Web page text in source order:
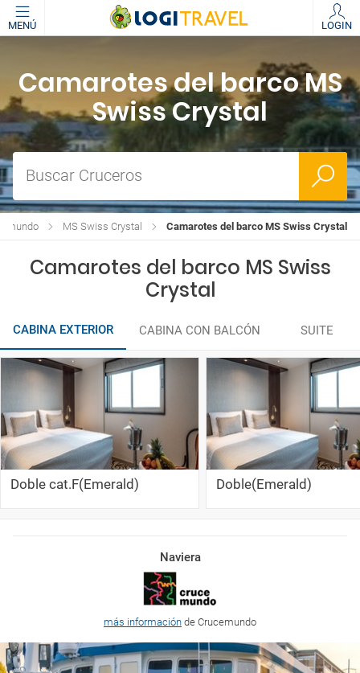
MENÚ LOGIN
Camarotes del barco MS
Swiss Crystal
Buscar Cruceros
Camarotes del barco MS Swiss Crystal
MS Swiss Crystal
Camarotes del barco MS Swiss
Crystal
CABINA EXTERIOR CABINA CON BALCÓN SUITE
Doble cat.F(Emerald) Doble(Emerald)
Naviera
más información de Crucemundo